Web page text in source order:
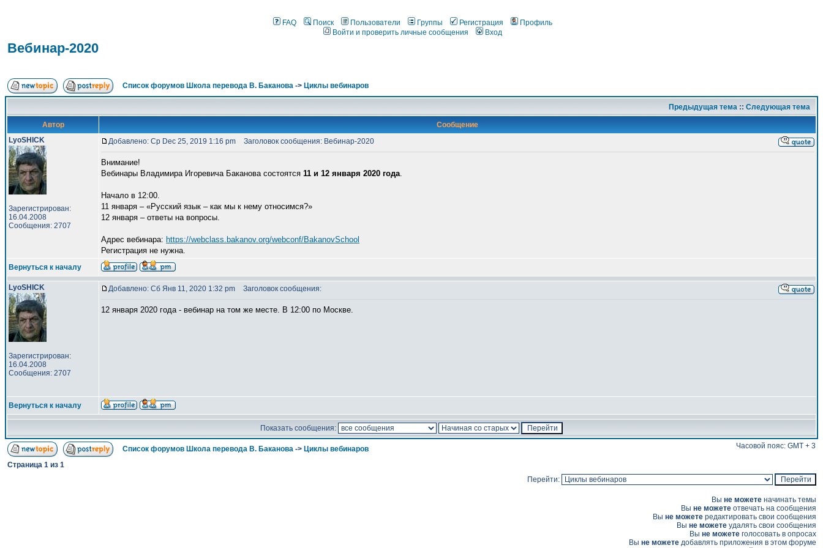
FAQ Поиск Пользователи Группы Регистрация
Профиль
Войти и проверить личные сообщения
Вход
Вебинар-2020
Список форумов Школа перевода В. Баканова -> Циклы вебинаров
Предыдущая тема :: Следующая тема
Автор
Сообщение
LyoSHICK
Зарегистрирован:
16.04.2008
Сообщения: 2707
Добавлено: Ср Dec 25, 2019 1:16 pm Заголовок сообщения: Вебинар-2020
Внимание!
Вебинары Владимира Игоревича Баканова состоятся 11 и 12 января 2020 года.
Начало в 12:00.
11 января – «Русский язык – как мы к нему относимся?»
12 января – ответы на вопросы.
Адрес вебинара: https://webclass.bakanov.org/webconf/BakanovSchool
Регистрация не нужна.
Вернуться к началу
LyoSHICK
Зарегистрирован:
16.04.2008
Сообщения: 2707
Добавлено: Сб Янв 11, 2020 1:32 pm Заголовок сообщения:
12 января 2020 года - вебинар на том же месте. В 12:00 по Москве.
Вернуться к началу
Показать сообщения:
Список форумов Школа перевода В. Баканова -> Циклы вебинаров Часовой пояс: GMT + 3
Страница 1 из 1
Перейти:
Вы не можете начинать темы
Вы не можете отвечать на сообщения
Вы не можете редактировать свои сообщения
Вы не можете удалять свои сообщения
Вы не можете голосовать в опросах
Вы не можете добавлять приложения в этом форуме